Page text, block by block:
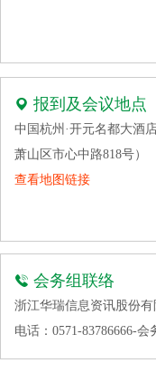
报到及会议地点
中国杭州·开元名都大
萧山区市心中路818号）
查看地图链接
会务组联络
浙江华瑞信息资讯股份有
电话：0571-83786666-会
常州伟
福建新华
杭州奔马
河南昊昌精
金光纤维